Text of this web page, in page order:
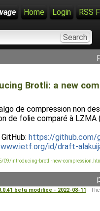
Home Login RSS
Brotli: a new
de compression non
de folie comparé à
https://
id/draft-
09/introducing-brotli-new-
beta modifiée - 2022-08-11 -